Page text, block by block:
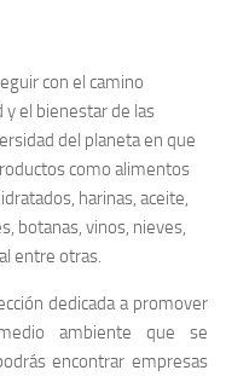
con el camino
y el bienestar de las
del planeta en que
como alimentos
harinas, aceite,
botanas, vinos, nieves,
entre otras.
dedicada a promover
ambiente que se
encontrar empresas